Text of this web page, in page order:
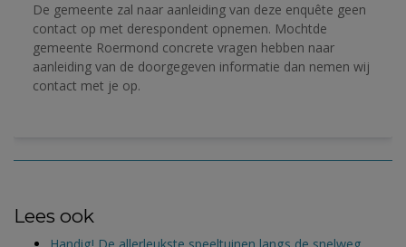
De gemeente zal naar aanleiding van deze enquête geen
contact op met derespondent opnemen. Mochtde
gemeente Roermond concrete vragen hebben naar
aanleiding van de doorgegeven informatie dan nemen wij
contact met je op.
Lees ook
Handig! De allerleukste speeltuinen langs de snelweg